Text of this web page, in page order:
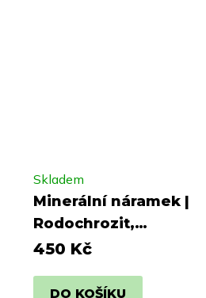
Minerální náramek |
Rodochrozit,
ametyst, růženín
Skladem
450 Kč
DO KOŠÍKU